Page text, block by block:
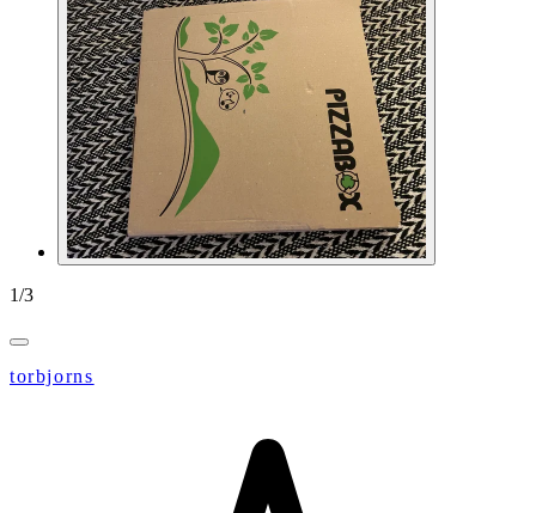
1/3
torbjorns